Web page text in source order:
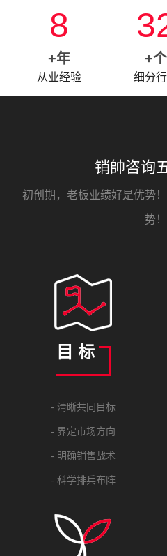
8
+年
从业经验
+个
细分
销帥咨询
初创期，老板业绩好是优势
势！
目 标
- 清晰共同目标
- 界定市场方向
- 明确销售战术
- 科学排兵布阵